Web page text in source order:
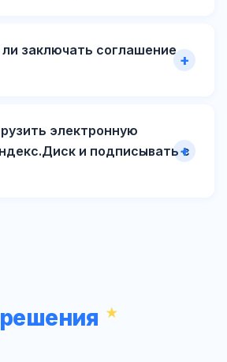
заключать соглашение
электронную
и подписывать с